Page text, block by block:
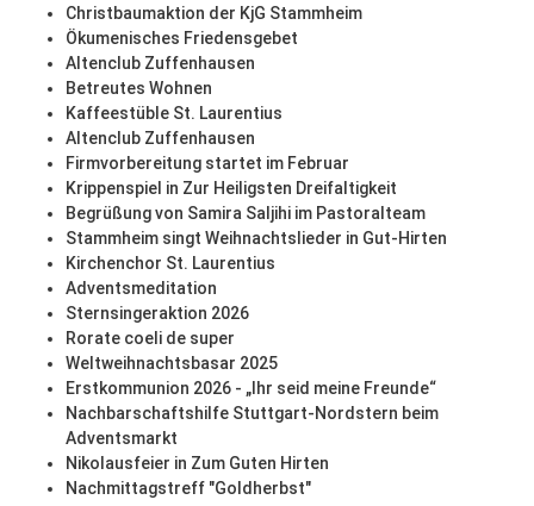
Christbaumaktion der KjG Stammheim
Ökumenisches Friedensgebet
Altenclub Zuffenhausen
Betreutes Wohnen
Kaffeestüble St. Laurentius
Altenclub Zuffenhausen
Firmvorbereitung startet im Februar
Krippenspiel in Zur Heiligsten Dreifaltigkeit
Begrüßung von Samira Saljihi im Pastoralteam
Stammheim singt Weihnachtslieder in Gut-Hirten
Kirchenchor St. Laurentius
Adventsmeditation
Sternsingeraktion 2026
Rorate coeli de super
Weltweihnachtsbasar 2025
Erstkommunion 2026 - „Ihr seid meine Freunde“
Nachbarschaftshilfe Stuttgart-Nordstern beim
Adventsmarkt
Nikolausfeier in Zum Guten Hirten
Nachmittagstreff "Goldherbst"